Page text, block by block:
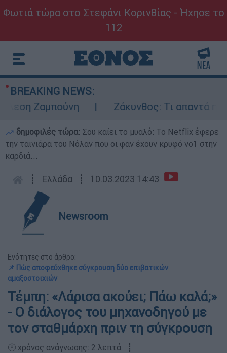
Φωτιά τώρα στο Στεφάνι Κορινθίας - Ήχησε το
112
BREAKING NEWS:
Ζαμπούνη
Ζάκυνθος: Τι απαντά η
δημοφιλές τώρα: Σου καίει το μυαλό: Το Netflix έφερε
την ταινιάρα του Νόλαν που οι φαν έχουν κρυφό νο1 στην
καρδιά...
┋ Ελλάδα ┋ 10.03.2023 14:43
Newsroom
Ενότητες στο άρθρο:
📌 Πώς αποφεύχθηκε σύγκρουση δύο επιβατικών
αμαξοστοιχιών
Τέμπη: «Λάρισα ακούει; Πάω καλά;»
- Ο διάλογος του μηχανοδηγού με
τον σταθμάρχη πριν τη σύγκρουση
🕛 χρόνος ανάγνωσης: 2 λεπτά ┋